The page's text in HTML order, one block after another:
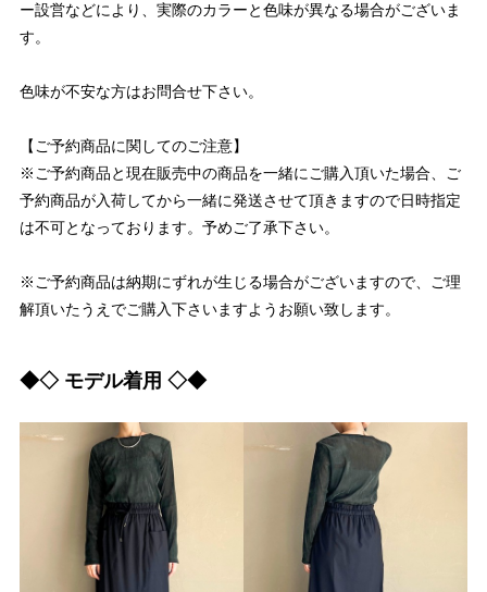
ー設営などにより、実際のカラーと色味が異なる場合がございま
す。
色味が不安な方はお問合せ下さい。
【ご予約商品に関してのご注意】
※ご予約商品と現在販売中の商品を一緒にご購入頂いた場合、ご
予約商品が入荷してから一緒に発送させて頂きますので日時指定
は不可となっております。予めご了承下さい。
※ご予約商品は納期にずれが生じる場合がございますので、ご理
解頂いたうえでご購入下さいますようお願い致します。
◆◇ モデル着用 ◇◆